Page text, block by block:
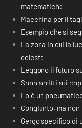
matematiche
Macchina per il
Esempio che si
La zona in cui la
celeste
Leggono il futuro
Sono scritti sui
Lo è un
Congiunto, ma non
Gergo specifico di